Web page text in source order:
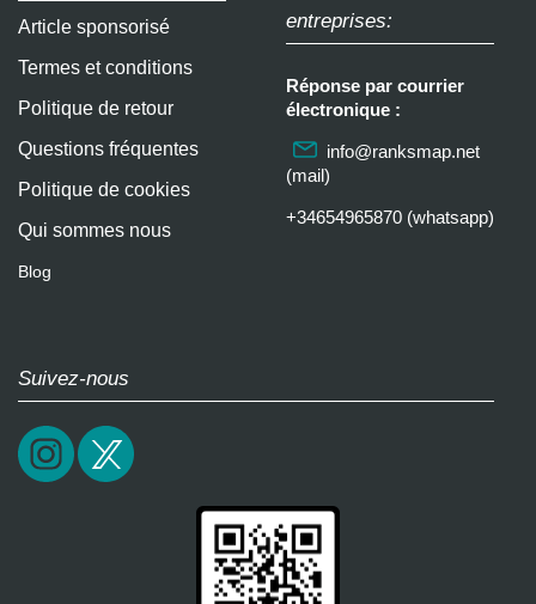
Article sponsorisé
Termes et conditions
Politique de retour
Questions fréquentes
Politique de cookies
Qui sommes nous
Blog
entreprises:
Réponse par courrier
électronique :
info@ranksmap.net
(mail)
+34654965870 (whatsapp)
Suivez-nous